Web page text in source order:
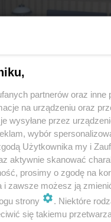
regulamin korzystania z portali
partnerów oraz
na urządzeniu oraz
wysyłane przez
wybór
Użytkownika my i
aktywnie skanować
prosimy o zgodę na
i zawsze możesz ją
strony
. Niektóre
się takiemu